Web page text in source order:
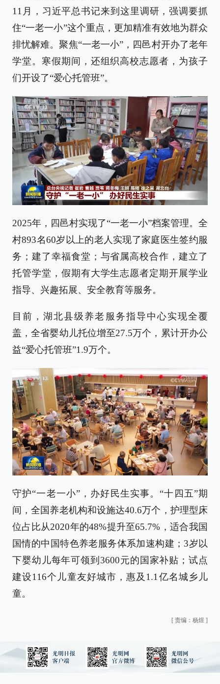
11月，习近平总书记来到这里调研，强调要抓
住“一老一小”这个重点，更加精准有效地为群众
排忧解难。聚焦“一老一小”，四邑村开办了老年
学堂。寒假期间，还组织高校志愿者，为孩子
们开设了“爱心托管班”。
2025年，四邑村实现了“一老一小”档案管理。全
村893名60岁以上的老人实现了家庭医生签约服
务；建了幸福食堂；与省属高校合作，建立了
托管学堂，假期有大学生志愿者定期开展学业
指导、兴趣拓展、安全教育等服务。
目前，湖北县级养老服务指导中心实现全覆
盖，全省婴幼儿托位增至27.5万个，累计开办公
益“爱心托管班”1.9万个。
守护“一老一小”，办好民生实事。“十四五”期
间，全国养老机构和设施达40.6万个，护理型床
位占比从2020年的48%提升至65.7%，适合我国
国情的中国特色养老服务体系加速构建；3岁以
下婴幼儿每年可领到3600元的国家补贴；试点
建设116个儿童友好城市，惠及1.1亿名城乡儿
童。
[ 责编：杨煜 ]